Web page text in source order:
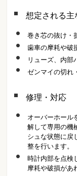
想定される主
巻き芯の抜け・
歯車の摩耗や破
リューズ、内部
ゼンマイの切れ
修理・対応
オーバーホール
解して専用の機
シュな状態に戻
整を行います。
時計内部を点検
摩耗や破損があ